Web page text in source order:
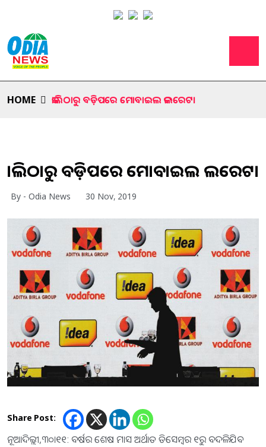
HOME କାଲିଠାରୁ ବଡ଼ିପରେ ମୋବାଇଲ କଲରେଟ।
କାଲିଠାରୁ ବଡ଼ିପରେ ମୋବାଇଲ କଲରେଟ।
By - Odia News 30 Nov, 2019
Share Post:
ନୂଆଦିଲ୍ଲୀ,୩୦ା୧୧: ବର୍ଷର ଶେଷ ମାସ ଅର୍ଥାତ ଡିସେମ୍ବର ୧ରୁ ବଦଳିଯିବ